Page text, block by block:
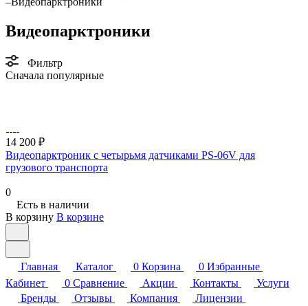
Видеопарктроники
Фильтр
Сначала популярные
14 200 ₽
Видеопарктроник с четырьмя датчиками PS-06V для
грузового транспорта
0
Есть в наличии
В корзину В корзине
Главная Каталог 0 Корзина 0 Избранные
Кабинет
0 Сравнение Акции Контакты
Услуги
Бренды
Отзывы Компания
Лицензии